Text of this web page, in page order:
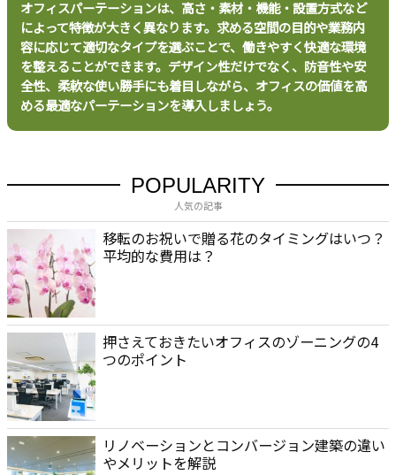
オフィスパーテーションは、高さ・素材・機能・設置方式など
によって特徴が大きく異なります。求める空間の目的や業務内
容に応じて適切なタイプを選ぶことで、働きやすく快適な環境
を整えることができます。デザイン性だけでなく、防音性や安
全性、柔軟な使い勝手にも着目しながら、オフィスの価値を高
める最適なパーテーションを導入しましょう。
POPULARITY
人気の記事
移転のお祝いで贈る花のタイミングはいつ？
平均的な費用は？
押さえておきたいオフィスのゾーニングの4
つのポイント
リノベーションとコンバージョン建築の違い
やメリットを解説